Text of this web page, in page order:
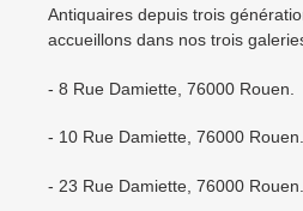
Antiquaires depuis trois
accueillons dans nos trois
- 8 Rue Damiette, 76000 Rouen.
- 10 Rue Damiette, 76000 Rouen.
- 23 Rue Damiette, 76000 Rouen.